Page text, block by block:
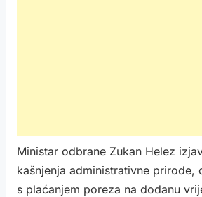
Ministar odbrane Zukan Helez
kašnjenja administrativne prirode,
s plaćanjem poreza na dodanu